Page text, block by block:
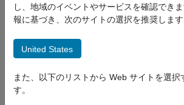
MATLAB Coder
MATLAB Coder Supported Hardware
Jetson and NVIDIA DRIVE Platforms
Modeling
Remote Server IP port number
IP port number ofModbusclient device
Since R2022a
Description
Add-On Required:This feature requires
Support Package for NVIDIA Jetson and
し、地域のイベントやサービスを確認でき
報に基づき、次のサイトの選択を推奨しま
United States
また、以下のリストから Web サイトを選択
す。